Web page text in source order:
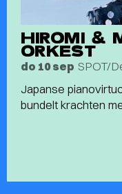
HIROMI &
ORKEST
do 10 sep SPOT/
Japanse
bundelt krachten